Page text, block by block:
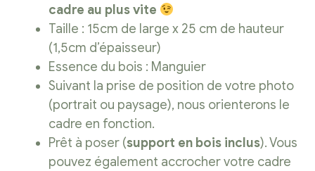
cadre au plus vite
Taille : 15cm de large x 25 cm de hauteur
(1,5cm d’épaisseur)
Essence du bois : Manguier
Suivant la prise de position de votre photo
(portrait ou paysage), nous orienterons le
cadre en fonction.
Prêt à poser (support en bois inclus). Vous
pouvez également accrocher votre cadre